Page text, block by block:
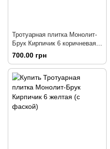
Тротуарная плитка Монолит-
Брук Кирпичик 6 коричневая
(с фаской)
700.00 грн